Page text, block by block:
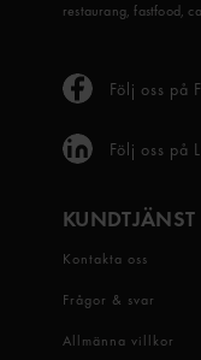
restaurang, fastfood,
Följ oss på
Följ oss på
KUNDTJÄNST
Kontakta oss
Frågor & svar
Allmänna villkor